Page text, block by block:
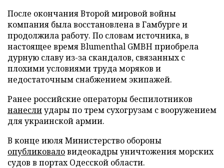
После окончания Второй мировой войны
компания была восстановлена в Гамбурге и
продолжила работу. По словам источника, в
настоящее время Blumenthal GMBH приобрела
дурную славу из-за скандалов, связанных с
плохими условиями труда моряков и
недостаточным снабжением экипажей.
Ранее российские операторы беспилотников
нанеслиудары по трем сухогрузам с вооружением
для украинской армии.
В конце июля Министерство обороны
опубликоваловидеокадры уничтожения морских
судов в портах Одесской области.